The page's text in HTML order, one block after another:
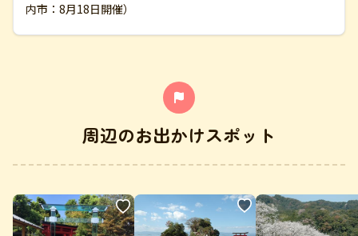
内市：8月18日開催）
周辺のお出かけスポット